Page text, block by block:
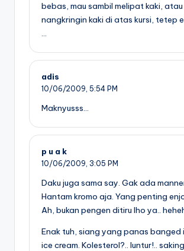
bebas, mau sambil melipat kaki, atau
nangkringin kaki di atas kursi, tetep
…
adis
10/06/2009, 5:54 PM
Maknyusss…
p u a k
10/06/2009, 3:05 PM
Daku juga sama say. Gak ada
Hantam kromo aja. Yang penting
Ah, bukan pengen ditiru lho ya..
Enak tuh, siang yang panas banged
ice cream. Kolesterol?.. luntur!.. saking